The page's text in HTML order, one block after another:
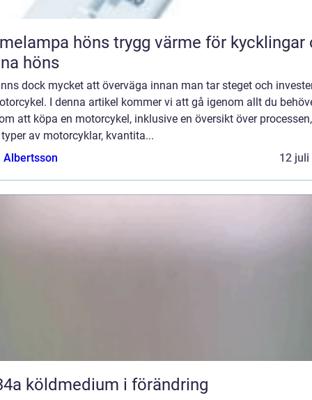
höns trygg värme för kycklingar och
höns
dock mycket att överväga innan man tar steget och
I denna artikel kommer vi att gå igenom allt du
att köpa en motorcykel, inklusive en översikt över processen,
av motorcyklar, kvantita...
Albertsson
12 juli
R134a köldmedium i förändring